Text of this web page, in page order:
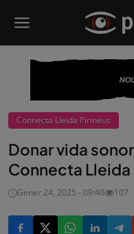
Connecta Lleida Pirineus
Donar vida
Connecta
Gener 24, 2025 - 09:40 107